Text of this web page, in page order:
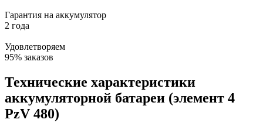
Гарантия на аккумулятор
2 года
Удовлетворяем
95% заказов
Технические характеристики
аккумуляторной батареи (элемент 4
PzV 480)